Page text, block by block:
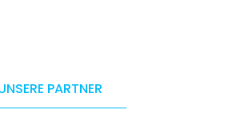
PARTNER